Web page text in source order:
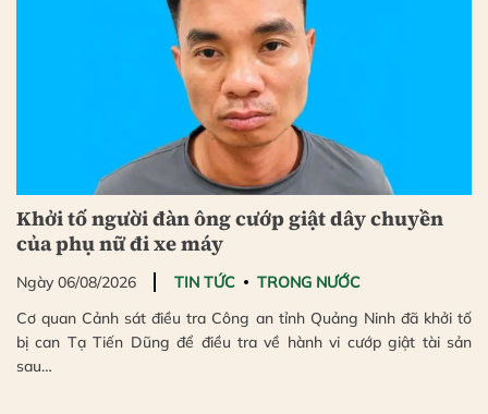
Khởi tố người đàn ông cướp giật dây chuyền
của phụ nữ đi xe máy
Ngày 06/08/2026 TIN TỨC
TRONG NƯỚC
Cơ quan Cảnh sát điều tra Công an tỉnh Quảng Ninh đã khởi tố
bị can Tạ Tiến Dũng để điều tra về hành vi cướp giật tài sản
sau…